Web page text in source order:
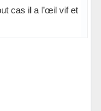
cas il a l’œil vif et